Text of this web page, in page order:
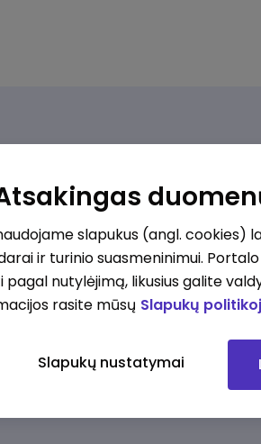
nerasta. Pakoreguokite
slapukus (angl. cookies)
ir turinio suasmeninimui.
pagal nutylėjimą, likusius galite
rasite mūsų Slapukų
Slapukų nustatymai